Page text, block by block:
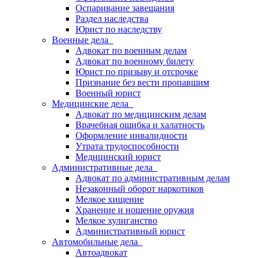
Оспаривание завещания
Раздел наследства
Юрист по наследству
Военные дела
Адвокат по военным делам
Адвокат по военному билету
Юрист по призыву и отсрочке
Признание без вести пропавшим
Военный юрист
Медицинские дела
Адвокат по медицинским делам
Врачебная ошибка и халатность
Оформление инвалидности
Утрата трудоспособности
Медицинский юрист
Административные дела
Адвокат по административным делам
Незаконный оборот наркотиков
Мелкое хищение
Хранение и ношение оружия
Мелкое хулиганство
Административный юрист
Автомобильные дела
Автоадвокат